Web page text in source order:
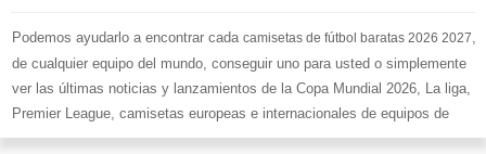
Podemos ayudarlo a encontrar cada camisetas de fútbol baratas 2026 2027,
de cualquier equipo del mundo, conseguir uno para usted o simplemente
ver las últimas noticias y lanzamientos de la Copa Mundial 2026, La liga,
Premier League, camisetas europeas e internacionales de equipos de
fútbol y kits.